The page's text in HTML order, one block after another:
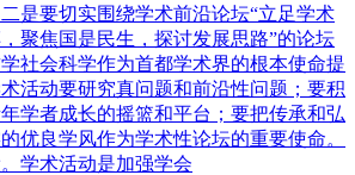
是要切实围绕学术前沿论坛“立足学术
聚焦国是民生，探讨发展思路”的论坛
社会科学作为首都学术界的根本使命提
活动要研究真问题和前沿性问题；要积
学者成长的摇篮和平台；要把传承和弘
优良学风作为学术性论坛的重要使命。
学术活动是加强学会